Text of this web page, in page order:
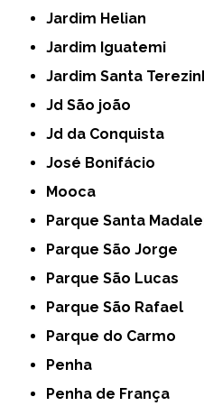
Jardim Helian
Jardim Iguatemi
Jardim Santa
Jd São joão
Jd da Conquista
José Bonifácio
Mooca
Parque Santa
Parque São Jorge
Parque São Lucas
Parque São Rafael
Parque do Carmo
Penha
Penha de França